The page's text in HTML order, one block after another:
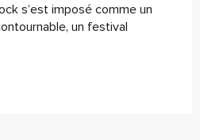
s’est imposé comme un
un festival